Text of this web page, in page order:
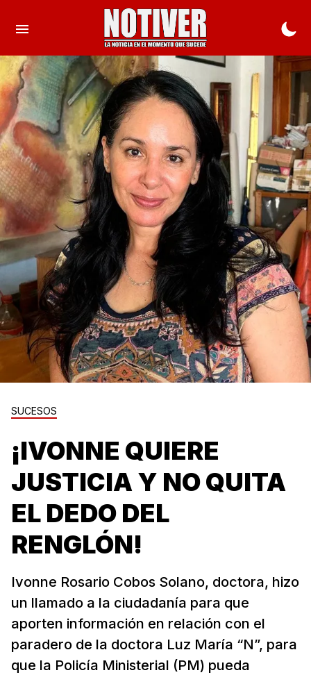
SUCESOS
¡IVONNE QUIERE
JUSTICIA Y NO QUITA
EL DEDO DEL
RENGLÓN!
Ivonne Rosario Cobos Solano, doctora, hizo
un llamado a la ciudadanía para que
aporten información en relación con el
paradero de la doctora Luz María “N”, para
que la Policía Ministerial (PM) pueda